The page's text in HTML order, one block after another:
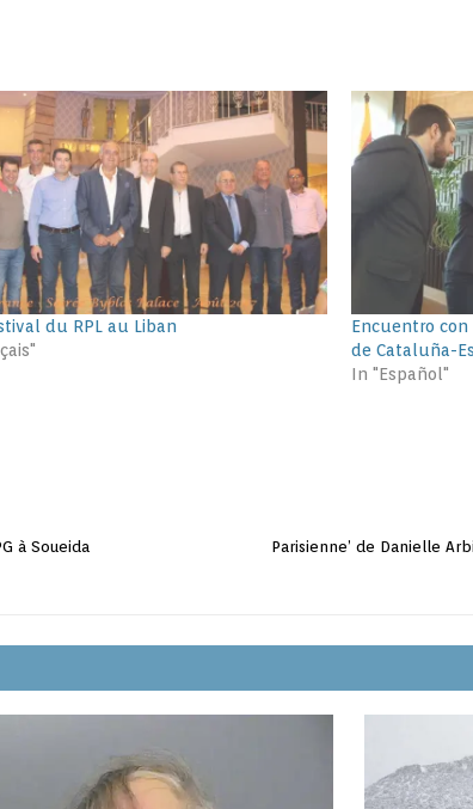
du RPL au Liban
Encuentro
de Cataluña-
In "Español"
à Soueida Parisienne’ de Danielle